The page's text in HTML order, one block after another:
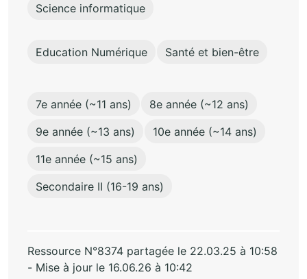
Science informatique
Education Numérique Santé et bien-être
7e année (~11 ans)
8e année (~12 ans)
9e année (~13 ans)
10e année (~14 ans)
11e année (~15 ans)
Secondaire II (16-19 ans)
Ressource N°8374 partagée le 22.03.25 à 10:58
- Mise à jour le 16.06.26 à 10:42